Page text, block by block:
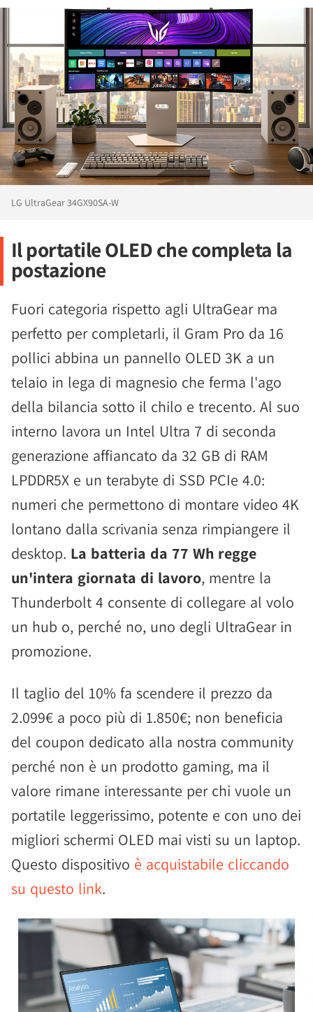
LG UltraGear 34GX90SA-W
Il portatile OLED che completa la
postazione
Fuori categoria rispetto agli UltraGear ma
perfetto per completarli, il Gram Pro da 16
pollici abbina un pannello OLED 3K a un
telaio in lega di magnesio che ferma l'ago
della bilancia sotto il chilo e trecento. Al suo
interno lavora un Intel Ultra 7 di seconda
generazione affiancato da 32 GB di RAM
LPDDR5X e un terabyte di SSD PCIe 4.0:
numeri che permettono di montare video 4K
lontano dalla scrivania senza rimpiangere il
desktop. La batteria da 77 Wh regge
un'intera giornata di lavoro, mentre la
Thunderbolt 4 consente di collegare al volo
un hub o, perché no, uno degli UltraGear in
promozione.
Il taglio del 10% fa scendere il prezzo da
2.099€ a poco più di 1.850€; non beneficia
del coupon dedicato alla nostra community
perché non è un prodotto gaming, ma il
valore rimane interessante per chi vuole un
portatile leggerissimo, potente e con uno dei
migliori schermi OLED mai visti su un laptop.
Questo dispositivo è acquistabile cliccando
su questo link.